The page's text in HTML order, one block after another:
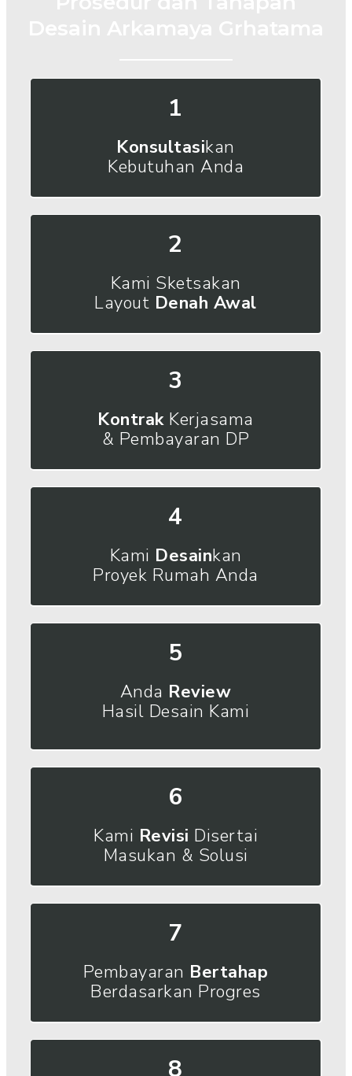
1
Konsultasikan
Kebutuhan Anda
2
Kami Sketsakan
Layout Denah Awal
3
KontrakKerjasama
& Pembayaran DP
4
Kami Desainkan
Proyek Rumah Anda
5
Anda Review
Hasil Desain Kami
6
Kami Revisi Disertai
Masukan & Solusi
7
Pembayaran Bertahap
Berdasarkan Progres